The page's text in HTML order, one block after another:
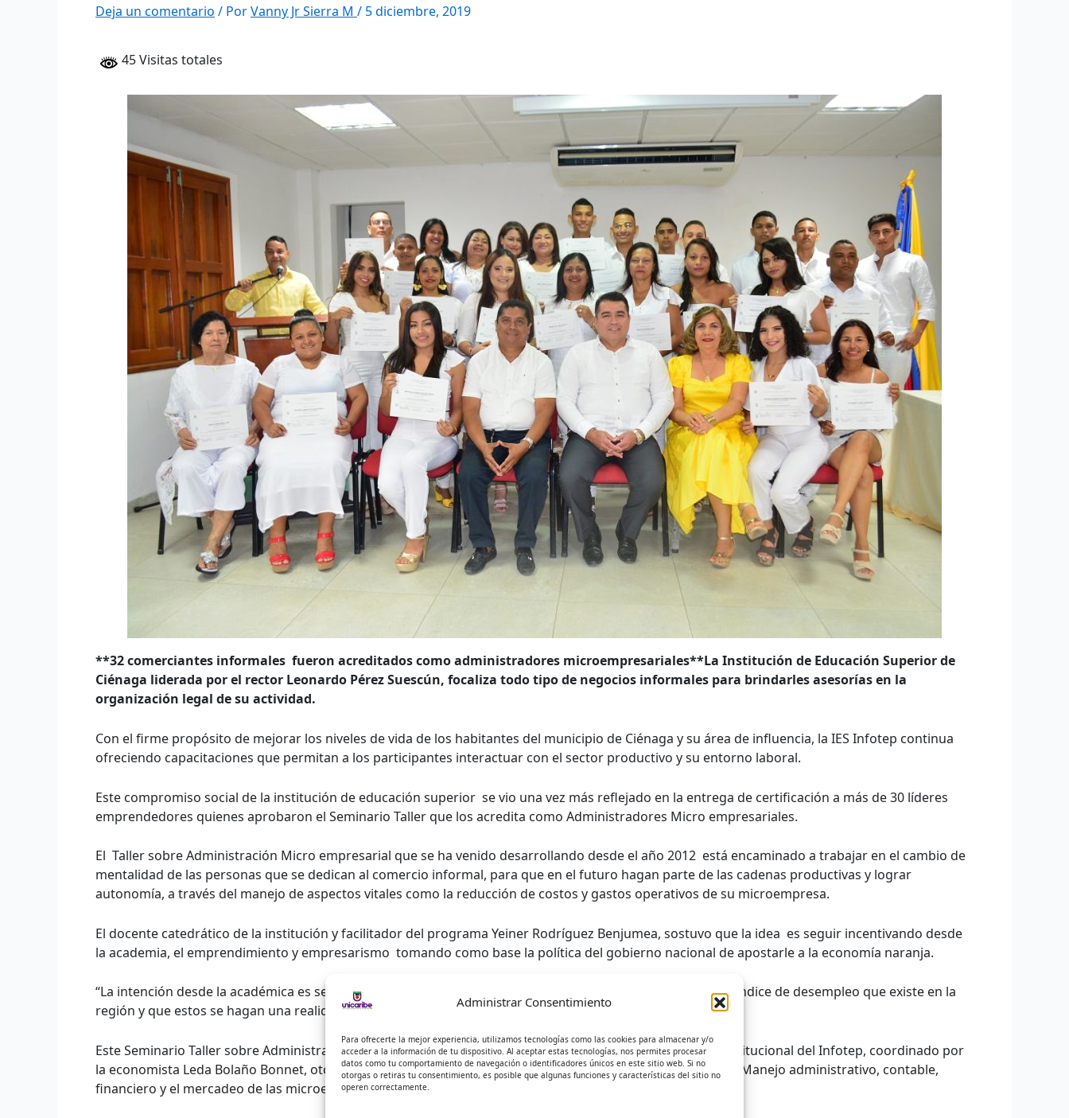
Administrar Consentimiento
Para ofrecerte la mejor experiencia, utilizamos tecnologías como las cookies para almacenar y/o
acceder a la información de tu dispositivo. Al aceptar estas tecnologías, nos permites procesar
datos como tu comportamiento de navegación o identificadores únicos en este sitio web. Si no
otorgas o retiras tu consentimiento, es posible que algunas funciones y características del sitio no
operen correctamente.
Deja un comentario / PorVanny Jr Sierra M / 5 diciembre, 2019
45 Visitas totales
**32 comerciantes informales fueron acreditados como administradores microempresariales**La Institución de Educación Superior de
Ciénaga liderada por el rector Leonardo Pérez Suescún, focaliza todo tipo de negocios informales para brindarles asesorías en la
organización legal de su actividad.
Con el firme propósito de mejorar los niveles de vida de los habitantes del municipio de Ciénaga y su área de influencia, la IES Infotep continua
ofreciendo capacitaciones que permitan a los participantes interactuar con el sector productivo y su entorno laboral.
Este compromiso social de la institución de educación superior se vio una vez más reflejado en la entrega de certificación a más de 30 líderes
emprendedores quienes aprobaron el Seminario Taller que los acredita como Administradores Micro empresariales.
El Taller sobre Administración Micro empresarial que se ha venido desarrollando desde el año 2012 está encaminado a trabajar en el cambio de
mentalidad de las personas que se dedican al comercio informal, para que en el futuro hagan parte de las cadenas productivas y lograr
autonomía, a través del manejo de aspectos vitales como la reducción de costos y gastos operativos de su microempresa.
El docente catedrático de la institución y facilitador del programa Yeiner Rodríguez Benjumea, sostuvo que la idea es seguir incentivando desde
la academia, el emprendimiento y empresarismo tomando como base la política del gobierno nacional de apostarle a la economía naranja.
“La intención desde la académica es seguir incentivando proyectos productivos teniendo en cuenta el alto índice de desempleo que existe en la
región y que estos se hagan una realidad”, precisó Rodríguez Benjumea.
Este Seminario Taller sobre Administración Micro empresarial promovido desde el Centro de Extensión Institucional del Infotep, coordinado por
la economista Leda Bolaño Bonnet, otorga una serie de conocimientos a los participantes en temas como: Manejo administrativo, contable,
financiero y el mercadeo de las microempresas en Colombia.